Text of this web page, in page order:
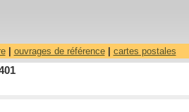
| ouvrages de référence| cartes postales